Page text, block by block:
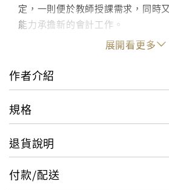
定，一則便於教師授課需求，同時
能力承擔新的會計工作。
展開看更多
作者介紹
規格
退貨說明
付款/配送